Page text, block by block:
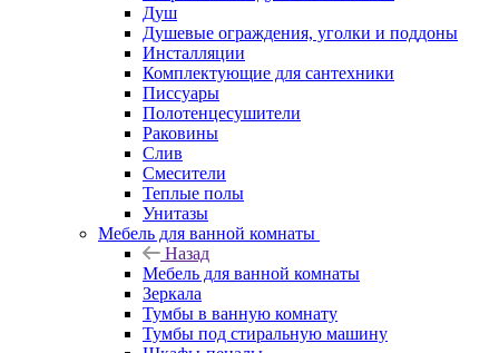
Душ
Душевые ограждения, уголки и поддоны
Инсталляции
Комплектующие для сантехники
Писсуары
Полотенцесушители
Раковины
Слив
Смесители
Теплые полы
Унитазы
Мебель для ванной комнаты
Назад
Мебель для ванной комнаты
Зеркала
Тумбы в ванную комнату
Тумбы под стиральную машину